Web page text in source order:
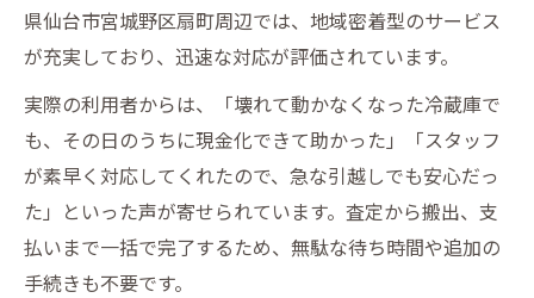
県仙台市宮城野区扇町周辺では、地域密着型のサービス
が充実しており、迅速な対応が評価されています。
実際の利用者からは、「壊れて動かなくなった冷蔵庫で
も、その日のうちに現金化できて助かった」「スタッフ
が素早く対応してくれたので、急な引越しでも安心だっ
た」といった声が寄せられています。査定から搬出、支
払いまで一括で完了するため、無駄な待ち時間や追加の
手続きも不要です。